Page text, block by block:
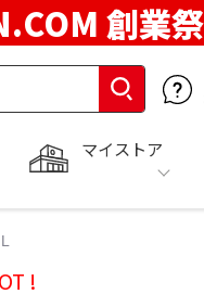
創業祭
マイストア
!